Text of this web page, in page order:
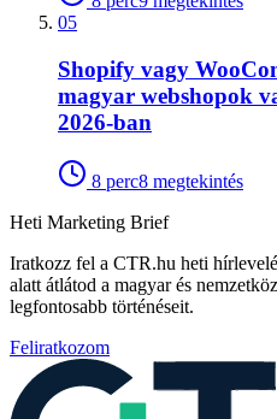
05
Shopify vagy
magyar webshopok
2026-ban
8 perc8 megtekintés
Heti Marketing Brief
Iratkozz fel a CTR.hu heti
alatt átlátod a magyar és
legfontosabb történéseit.
Feliratkozom